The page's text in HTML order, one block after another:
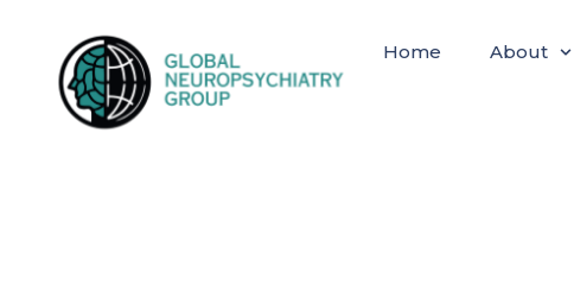
Home About